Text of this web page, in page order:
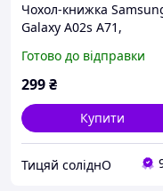
Чохол-книжка
Galaxy A02s A71,
Wallet Flip Case з
кишенею
Готово до відправки
299₴
Купити
Тицяй соліднО